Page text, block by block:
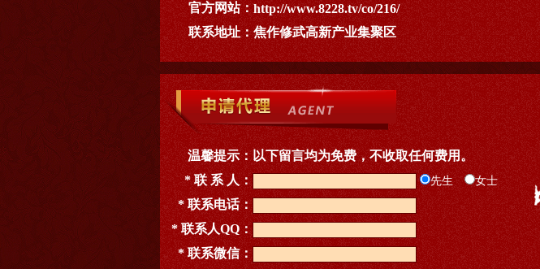
官方网站： http://www.8228.tv/co/216/
联系地址： 焦作修武高新产业集聚区
温馨提示： 以下留言均为免费，不收取任何费用。
* 联 系 人：
先生 女士
* 联系电话：
* 联系人QQ：
* 联系微信：